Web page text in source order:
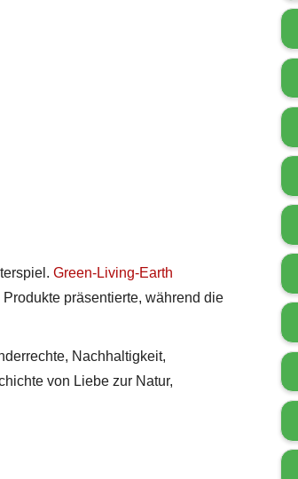
Green-Living-Earth
präsentierte, während die
Nachhaltigkeit,
von Liebe zur Natur,